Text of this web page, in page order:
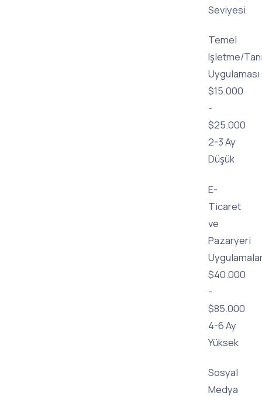
Seviyesi
Temel
İşletme/
Uygulaması
$15.000
-
$25.000
2-3 Ay
Düşük
E-
Ticaret
ve
Pazaryeri
$40.000
-
$85.000
4-6 Ay
Yüksek
Sosyal
Medya